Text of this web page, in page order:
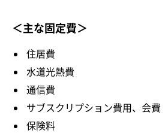
＜主な固定費＞
住居費
水道光熱費
通信費
サブスクリプション費用、会費
保険料